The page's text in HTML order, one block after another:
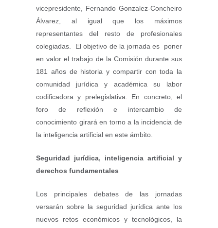
vicepresidente, Fernando Gonzalez-Concheiro
Álvarez, al igual que los máximos
representantes del resto de profesionales
colegiadas. El objetivo de la jornada es poner
en valor el trabajo de la Comisión durante sus
181 años de historia y compartir con toda la
comunidad jurídica y académica su labor
codificadora y prelegislativa. En concreto, el
foro de reflexión e intercambio de
conocimiento girará en torno a la incidencia de
la inteligencia artificial en este ámbito.
Seguridad jurídica, inteligencia artificial y
derechos fundamentales
Los principales debates de las jornadas
versarán sobre la seguridad jurídica ante los
nuevos retos económicos y tecnológicos, la